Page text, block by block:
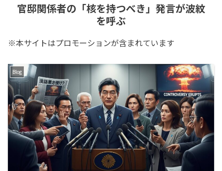
官邸関係者の「核を持つべき」発言が波紋
を呼ぶ
※本サイトはプロモーションが含まれています
Blog